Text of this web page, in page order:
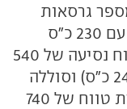
כ"ס, או במספר גרסאות
חשמליות: לבסיסית הנעה קדמית עם 230 כ"ס
וסוללת 73.7 קוט"ש המאפשרת טווח נסיעה של 540
ק"מ, לבכירה הספק גבוה במעט (245 כ"ס) וסוללה
גדולה יותר (97.5 קוט"ש) המאפשרת טווח של 740